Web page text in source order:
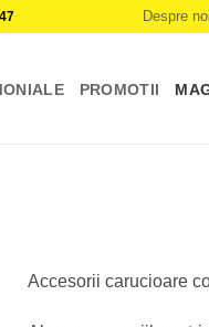
Despre noi
PROMOTII
Accesorii carucioare